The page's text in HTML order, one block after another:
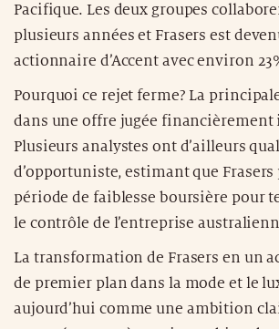
Pacifique. Les deux groupes
plusieurs années et Frasers est
actionnaire d’Accent avec environ
Pourquoi ce rejet ferme? La
dans une offre jugée financièrement
Plusieurs analystes ont d’ailleurs
d’opportuniste, estimant que
période de faiblesse boursière pour
le contrôle de l’entreprise
La transformation de Frasers en un
de premier plan dans la mode et le
aujourd’hui comme une ambition